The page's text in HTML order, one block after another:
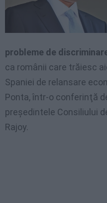
probleme de
ca românii care trăiesc
Spaniei de relansare
Ponta, într-o conferinţă
preşedintele Consiliului
Rajoy.